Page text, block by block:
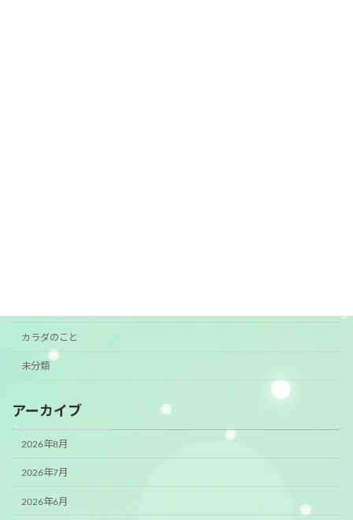
カラダのこと
未分類
アーカイブ
2026年8月
2026年7月
2026年6月